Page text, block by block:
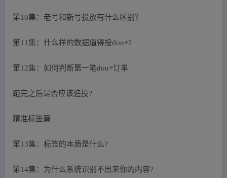
第10集：老号和新号投放有什么区别？
第11集：什么样的数据值得投dou+?
第12集：如何判断第一笔dou+订单
跑完之后是否应该追投?
精准标签篇
第13集：标签的本质是什么?
第14集：为什么系统识别不出来你的内容?